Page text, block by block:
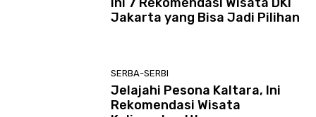
Jakarta yang Bisa Jadi Pilihan
SERBA-SERBI
Jelajahi Pesona Kaltara, Ini
Rekomendasi Wisata